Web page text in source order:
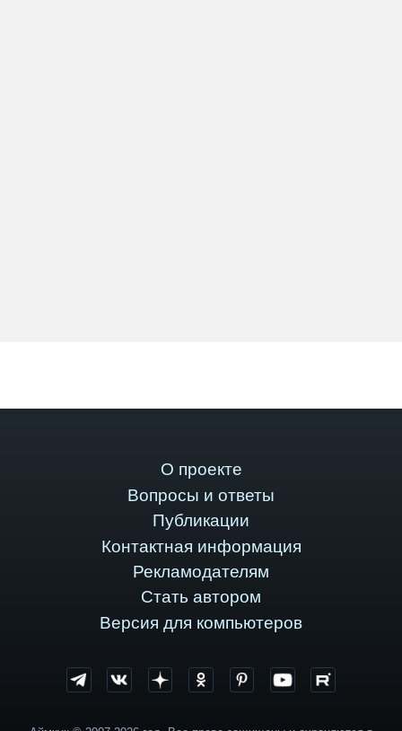
О проекте
Вопросы и ответы
Публикации
Контактная информация
Рекламодателям
Стать автором
Версия для компьютеров